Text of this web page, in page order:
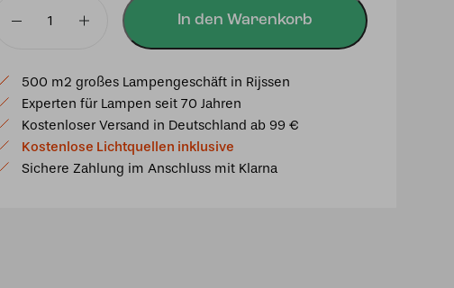
Corolla
Menge
In den Warenkorb
500 m2 großes Lampengeschäft in Rijssen
Experten für Lampen seit 70 Jahren
Kostenloser Versand in Deutschland ab 99 €
Kostenlose Lichtquellen inklusive
Sichere Zahlung im Anschluss mit Klarna